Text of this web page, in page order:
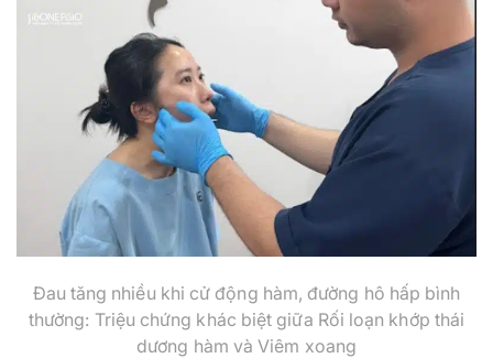
Đau tăng nhiều khi cử động hàm, đường hô hấp bình
thường: Triệu chứng khác biệt giữa Rối loạn khớp thái
dương hàm và Viêm xoang